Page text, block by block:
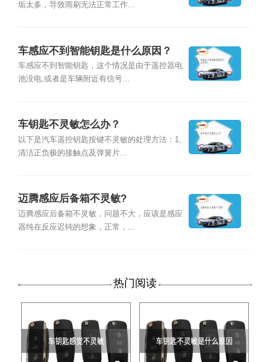
垢太多，导致雨刷无法正常工作...
车感应不到智能钥匙是什么原因？
车感应不到智能钥匙，这个情况是由于遥控器电
池没电,或者是车辆附近有信号...
车钥匙不灵敏怎么办？
以下是汽车遥控钥匙按键不灵敏的处理方法：1、
清洁正负极的接触点及弹簧片...
迈腾感应后备箱不灵敏?
迈腾感应后备箱不灵敏，问题不大，应该是感应
器纯在反应迟钝的想象，正常，...
热门阅读